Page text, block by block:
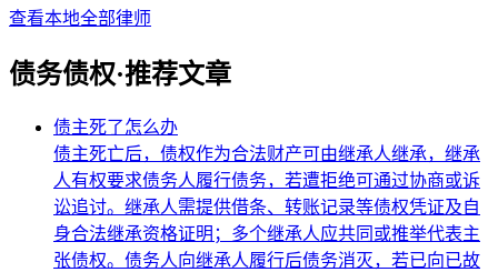
查看本地全部律师
债务债权·推荐文章
债主死了怎么办
债主死亡后，债权作为合法财产可由继承人继承，继承
人有权要求债务人履行债务，若遭拒绝可通过协商或诉
讼追讨。继承人需提供借条、转账记录等债权凭证及自
身合法继承资格证明；多个继承人应共同或推举代表主
张债权。债务人向继承人履行后债务消灭，若已向已故